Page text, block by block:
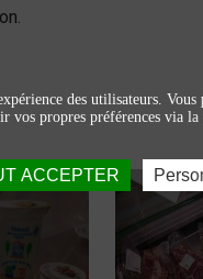
des utilisateurs.
vos propres préférences via la
ACCEPTER